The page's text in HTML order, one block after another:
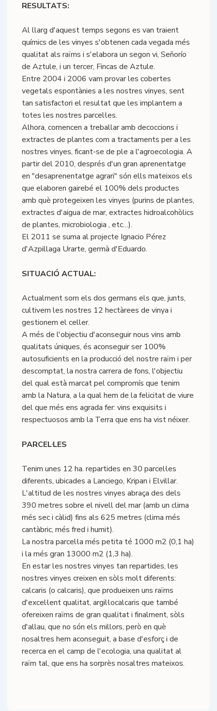
RESULTATS:
Al llarg d'aquest temps segons es van traient
químics de les vinyes s'obtenen cada vegada més
qualitat als raïms i s'elabora un segon vi, Señorío
de Aztule, i un tercer, Fincas de Aztule.
Entre 2004 i 2006 vam provar les cobertes
vegetals espontànies a les nostres vinyes, sent
tan satisfactori el resultat que les implantem a
totes les nostres parcel·les.
Alhora, comencen a treballar amb decoccions i
extractes de plantes com a tractaments per a les
nostres vinyes, ficant-se de ple a l'agroecologia. A
partir del 2010, després d'un gran aprenentatge
en "desaprenentatge agrari" són ells mateixos els
que elaboren gairebé el 100% dels productes
amb què protegeixen les vinyes (purins de plantes,
extractes d'aigua de mar, extractes hidroalcohòlics
de plantes, microbiologia , etc…).
El 2011 se suma al projecte Ignacio Pérez
d'Azpillaga Urarte, germà d'Eduardo.
SITUACIÓ ACTUAL:
Actualment som els dos germans els que, junts,
cultivem les nostres 12 hectàrees de vinya i
gestionem el celler.
A més de l'objectiu d'aconseguir nous vins amb
qualitats úniques, és aconseguir ser 100%
autosuficients en la producció del nostre raïm i per
descomptat, la nostra carrera de fons, l'objectiu
del qual està marcat pel compromís que tenim
amb la Natura, a la qual hem de la felicitat de viure
del que més ens agrada fer: vins exquisits i
respectuosos amb la Terra que ens ha vist néixer.
PARCEL·LES
Tenim unes 12 ha. repartides en 30 parcel·les
diferents, ubicades a Lanciego, Kripan i Elvillar.
L'altitud de les nostres vinyes abraça des dels
390 metres sobre el nivell del mar (amb un clima
més sec i càlid) fins als 625 metres (clima més
cantàbric, més fred i humit).
La nostra parcel·la més petita té 1000 m2 (0,1 ha)
i la més gran 13000 m2 (1,3 ha).
En estar les nostres vinyes tan repartides, les
nostres vinyes creixen en sòls molt diferents:
calcaris (o calcaris), que produeixen uns raïms
d'excel·lent qualitat, argil·localcaris que també
ofereixen raïms de gran qualitat i finalment, sòls
d'allau, que no són els millors, però en què
nosaltres hem aconseguit, a base d'esforç i de
recerca en el camp de l'ecologia, una qualitat al
raïm tal, que ens ha sorprès nosaltres mateixos.